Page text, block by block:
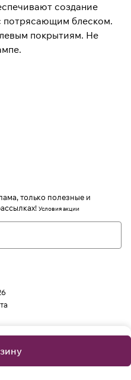
создание
потрясающим блеском.
покрытиям. Не
только полезные и
Условия акции